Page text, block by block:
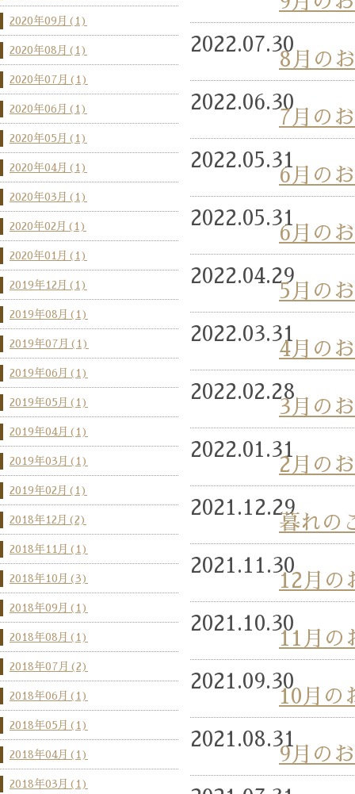
2022.07.30
8月の
2022.06.30
7月の
2022.05.31
6月の
2022.05.31
6月の
2022.04.29
5月の
2022.03.31
4月の
2022.02.28
3月の
2022.01.31
2月の
2021.12.29
暮れの
2021.11.30
12月の
2021.10.30
11月の
2021.09.30
10月の
2021.08.31
9月の
2020年09月(1)
2020年08月(1)
2020年07月(1)
2020年06月(1)
2020年05月(1)
2020年04月(1)
2020年03月(1)
2020年02月(1)
2020年01月(1)
2019年12月(1)
2019年08月(1)
2019年07月(1)
2019年06月(1)
2019年05月(1)
2019年04月(1)
2019年03月(1)
2019年02月(1)
2018年12月(2)
2018年11月(1)
2018年10月(3)
2018年09月(1)
2018年08月(1)
2018年07月(2)
2018年06月(1)
2018年05月(1)
2018年04月(1)
2018年03月(1)